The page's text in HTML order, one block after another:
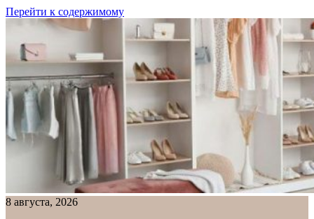
Перейти к содержимому
8 августа, 2026